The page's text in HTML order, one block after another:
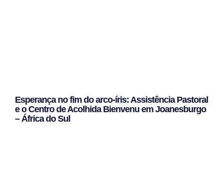
Esperança no fim do arco-íris: Assistência Pastoral
e o Centro de Acolhida Bienvenu em Joanesburgo
– África do Sul